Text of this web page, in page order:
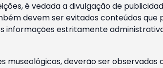
é vedada a divulgação de
devem ser evitados conteúdos
informações estritamente
museológicas, deverão ser observadas